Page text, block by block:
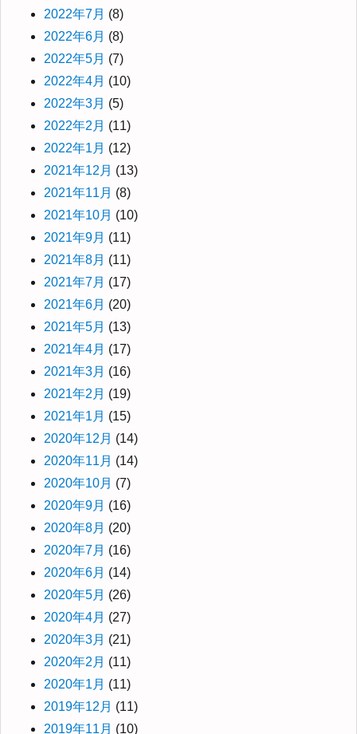
2022年7月 (8)
2022年6月 (8)
2022年5月 (7)
2022年4月 (10)
2022年3月 (5)
2022年2月 (11)
2022年1月 (12)
2021年12月 (13)
2021年11月 (8)
2021年10月 (10)
2021年9月 (11)
2021年8月 (11)
2021年7月 (17)
2021年6月 (20)
2021年5月 (13)
2021年4月 (17)
2021年3月 (16)
2021年2月 (19)
2021年1月 (15)
2020年12月 (14)
2020年11月 (14)
2020年10月 (7)
2020年9月 (16)
2020年8月 (20)
2020年7月 (16)
2020年6月 (14)
2020年5月 (26)
2020年4月 (27)
2020年3月 (21)
2020年2月 (11)
2020年1月 (11)
2019年12月 (11)
2019年11月 (10)